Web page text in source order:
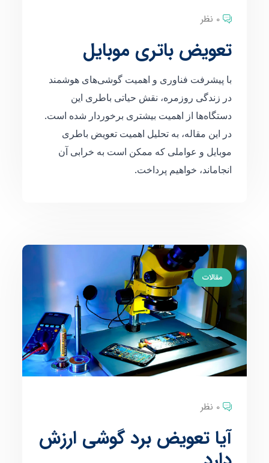
0 نظر
تعویض باتری موبایل
با پیشرفت فناوری و اهمیت گوشی‌های هوشمند
در زندگی روزمره، نقش حیاتی باطری این
دستگاه‌ها از اهمیت بیشتری برخوردار شده است.
در این مقاله، به تحلیل اهمیت تعویض باطری
موبایل و عواملی که ممکن است به خرابی آن
انجاماند، خواهیم پرداخت.
مقالات
0 نظر
آیا تعویض برد گوشی ارزش